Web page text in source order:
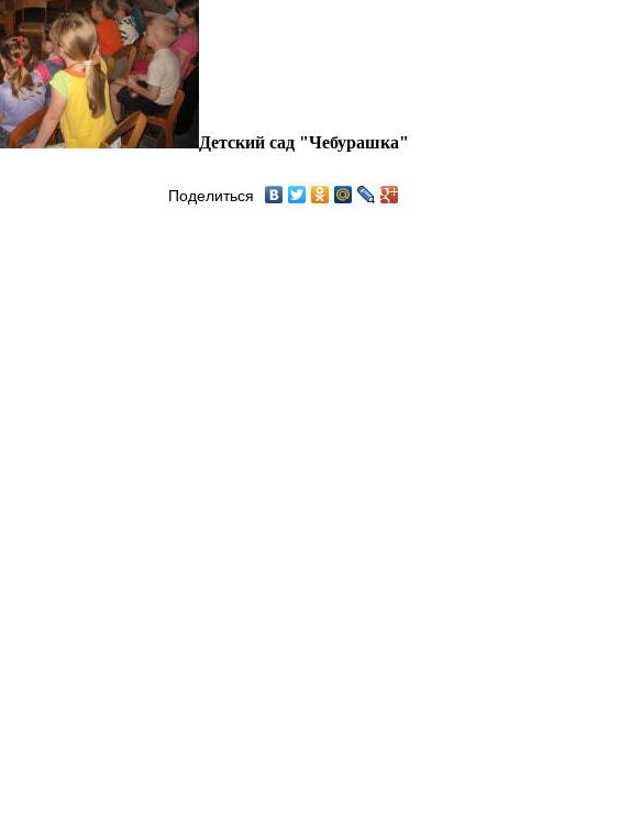
Детский сад "Чебурашка"
Поделиться